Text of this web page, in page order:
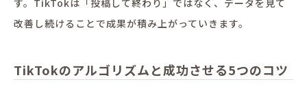
改善し続けることで成果が積み上がっていきます。
TikTokのアルゴリズムと成功させる5つのコツ